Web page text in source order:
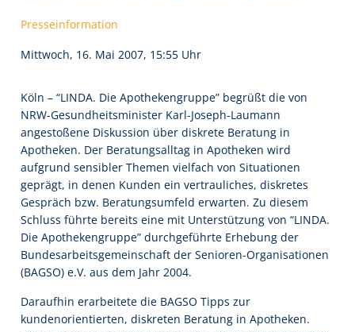
Presseinformation
Mittwoch, 16. Mai 2007, 15:55 Uhr
Köln – “LINDA. Die Apothekengruppe” begrüßt die von
NRW-Gesundheitsminister Karl-Joseph-Laumann
angestoßene Diskussion über diskrete Beratung in
Apotheken. Der Beratungsalltag in Apotheken wird
aufgrund sensibler Themen vielfach von Situationen
geprägt, in denen Kunden ein vertrauliches, diskretes
Gespräch bzw. Beratungsumfeld erwarten. Zu diesem
Schluss führte bereits eine mit Unterstützung von “LINDA.
Die Apothekengruppe” durchgeführte Erhebung der
Bundesarbeitsgemeinschaft der Senioren-Organisationen
(BAGSO) e.V. aus dem Jahr 2004.
Daraufhin erarbeitete die BAGSO Tipps zur
kundenorientierten, diskreten Beratung in Apotheken.